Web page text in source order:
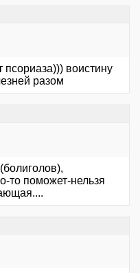
воистину
разом
то поможет-нельзя